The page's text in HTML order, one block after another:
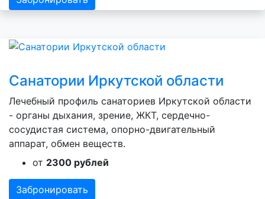
Санатории Иркутской области
Лечебный профиль санаториев Иркутской области
- органы дыхания, зрение, ЖКТ, сердечно-
сосудистая система, опорно-двигательный
аппарат, обмен веществ.
от 2300 рублей
Забронировать